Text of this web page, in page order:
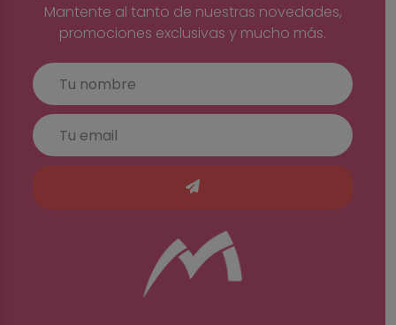
Mantente al tanto de nuestras novedades,
promociones exclusivas y mucho más.